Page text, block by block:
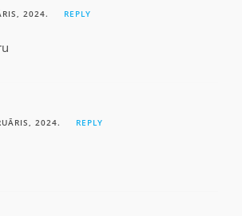
2024. REPLY
2024. REPLY